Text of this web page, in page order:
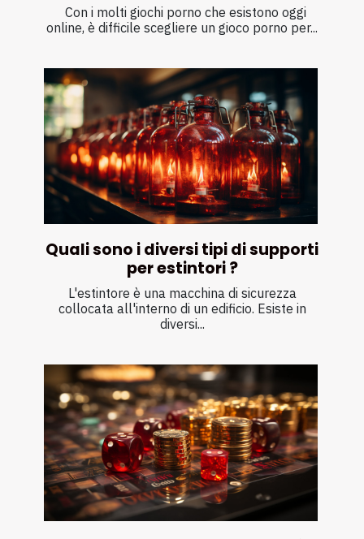
Con i molti giochi porno che esistono oggi
online, è difficile scegliere un gioco porno per...
Quali sono i diversi tipi di supporti
per estintori ?
L'estintore è una macchina di sicurezza
collocata all'interno di un edificio. Esiste in
diversi...